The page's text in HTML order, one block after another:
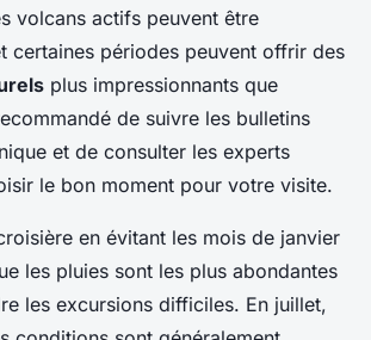
volcans actifs peuvent être
certaines périodes peuvent offrir des
plus impressionnants que
de suivre les bulletins
et de consulter les experts
le bon moment pour votre visite.
en évitant les mois de janvier
les pluies sont les plus abondantes
les excursions difficiles. En juillet,